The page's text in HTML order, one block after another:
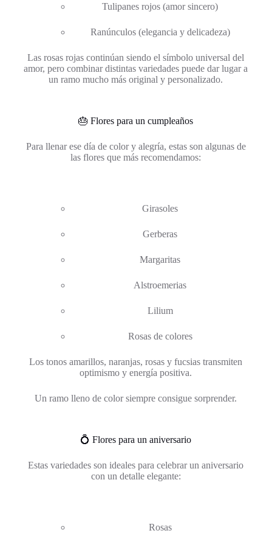
Tulipanes rojos (amor sincero)
Ranúnculos (elegancia y delicadeza)
Las rosas rojas continúan siendo el símbolo universal del
amor, pero combinar distintas variedades puede dar lugar a
un ramo mucho más original y personalizado.
🎂 Flores para un cumpleaños
Para llenar ese día de color y alegría, estas son algunas de
las flores que más recomendamos:
Girasoles
Gerberas
Margaritas
Alstroemerias
Lilium
Rosas de colores
Los tonos amarillos, naranjas, rosas y fucsias transmiten
optimismo y energía positiva.
Un ramo lleno de color siempre consigue sorprender.
💍 Flores para un aniversario
Estas variedades son ideales para celebrar un aniversario
con un detalle elegante:
Rosas